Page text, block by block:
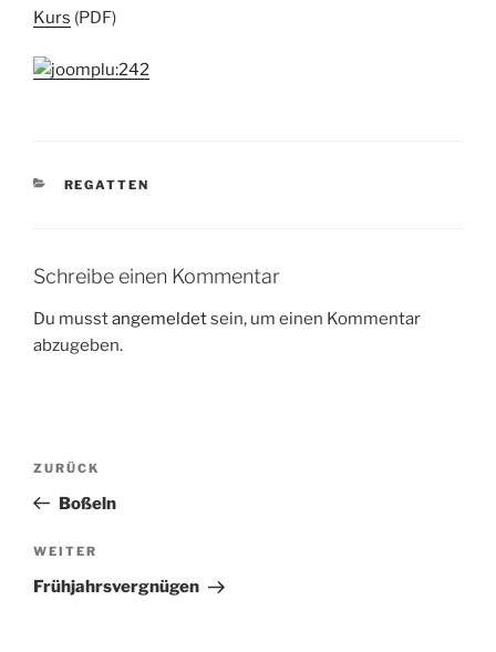
Kurs (PDF)
KATEGORIEN
REGATTEN
Schreibe einen Kommentar
Du musstangemeldetsein, um einen Kommentar
abzugeben.
Beitragsnavigation
Vorheriger
Beitrag
ZURÜCK
Boßeln
Nächster
Beitrag
WEITER
Frühjahrsvergnügen